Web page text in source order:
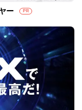
ー PR